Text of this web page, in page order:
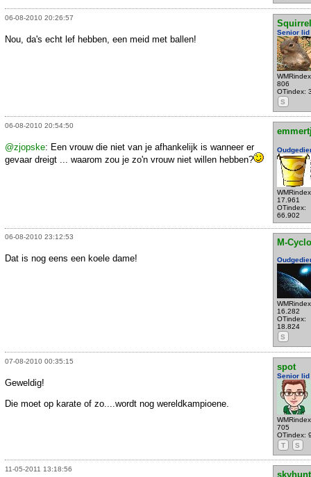
06-08-2010 20:26:57
Squirrel
Senior lid
806
OTindex:
S
Nou, da's echt lef hebben, een meid met ballen!
06-08-2010 20:54:50
17.961
OTindex:
66.902
@zjopske: Een vrouw die niet van je afhankelijk is wanneer er
gevaar dreigt ... waarom zou je zo'n vrouw niet willen hebben?
06-08-2010 23:12:53
M-
16.282
OTindex:
18.824
S
Dat is nog eens een koele dame!
07-08-2010 00:35:15
spot
Senior lid
705
OTindex:
T
S
Geweldig!
Die moet op karate of zo....wordt nog wereldkampioene.
11-05-2011 13:18:56